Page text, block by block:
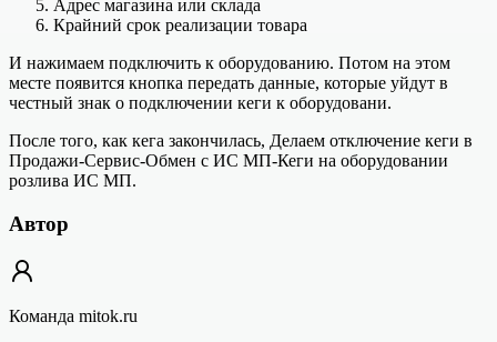
Адрес магазина или склада
Крайний срок реализации товара
И нажимаем подключить к оборудованию. Потом на этом
месте появится кнопка передать данные, которые уйдут в
честный знак о подключении кеги к оборудовани.
После того, как кега закончилась, Делаем отключение кеги в
Продажи-Сервис-Обмен с ИС МП-Кеги на оборудовании
розлива ИС МП.
Автор
Команда mitok.ru